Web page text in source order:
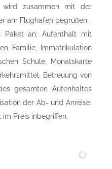
wird zusammen mit der
am Flughafen begrüßen.
Paket an: Aufenthalt mit
Familie, Immatrikulation
Schule, Monatskarte
Betreuung von
gesamten Aufenhaltes
der Ab- und Anreise.
Preis inbegriffen.